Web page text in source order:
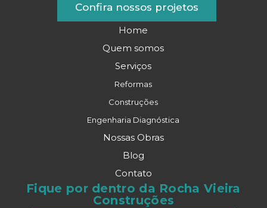
Confira nossos projetos
Home
Quem somos
Serviços
Reformas
Construções
Engenharia Diagnóstica
Nossas Obras
Blog
Contato
Fique por dentro da Rocha Vieira
Construções